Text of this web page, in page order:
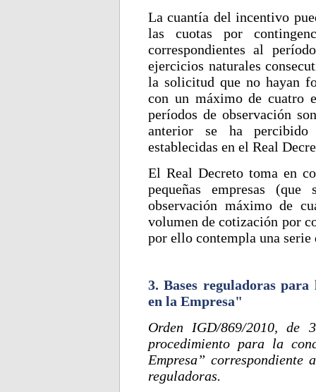
La cuantía del incentivo
las cuotas por
correspondientes al
ejercicios naturales
la solicitud que no hayan
con un máximo de cuatro
períodos de observación
anterior se ha
establecidas en el Real
El Real Decreto toma en
pequeñas empresas
observación máximo de
volumen de cotización por
por ello contempla una
3. Bases reguladoras
en la Empresa"
Orden IGD/869/2010,
procedimiento para la
Empresa” correspondiente
reguladoras.